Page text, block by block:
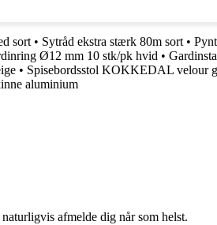
sort • Sytråd ekstra stærk 80m sort •
Ø12 mm 10 stk/pk hvid •
• Spisebordsstol KOKKEDAL velour
aluminium
afmelde dig når som helst.